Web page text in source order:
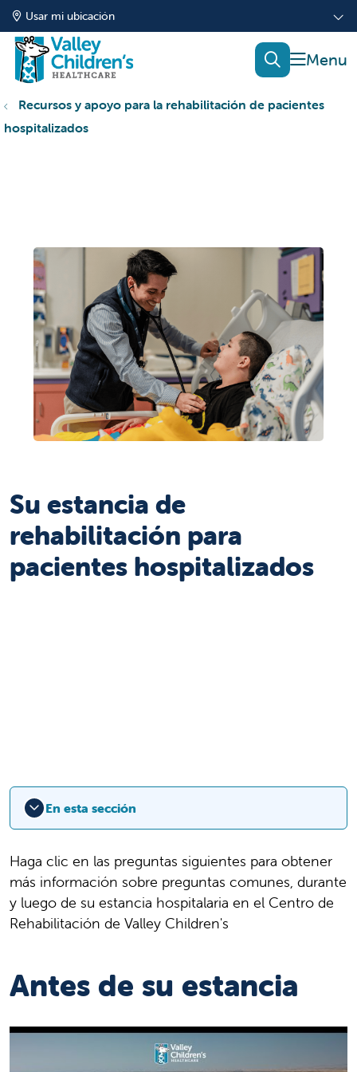
Usar mi ubicación
mostrar
buscar
Recursos y apoyo para la rehabilitación de pacientes
hospitalizados
Su estancia de
rehabilitación para
pacientes hospitalizados
En esta sección
Haga clic en las preguntas siguientes para obtener
más información sobre preguntas comunes, durante
y luego de su estancia hospitalaria en el Centro de
Rehabilitación de Valley Children's
Antes de su estancia